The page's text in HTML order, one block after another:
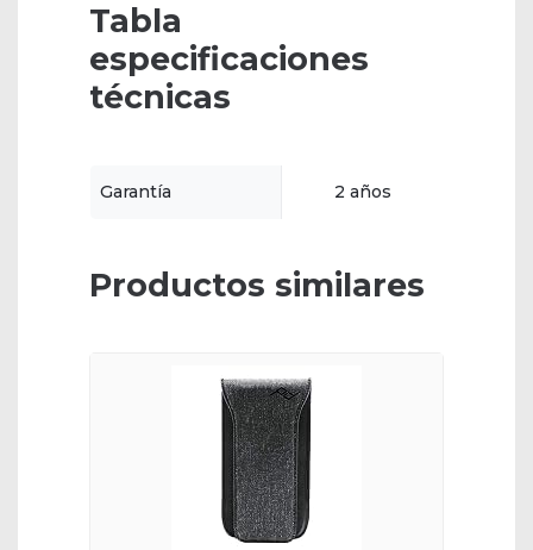
Tabla
especificaciones
técnicas
Garantía 2 años
Productos similares